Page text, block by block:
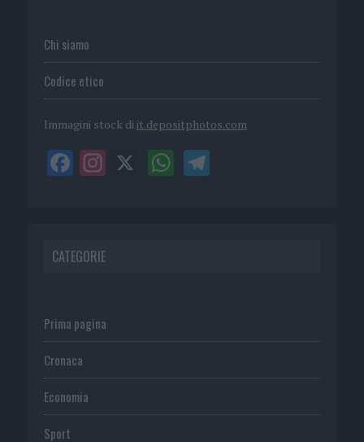
Chi siamo
Codice etico
Immagini stock di it.depositphotos.com
CATEGORIE
Prima pagina
Cronaca
Economia
Sport